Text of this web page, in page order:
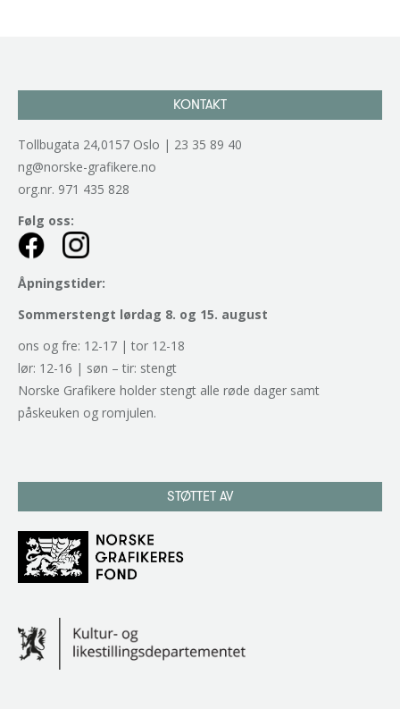
KONTAKT
Tollbugata 24,0157 Oslo | 23 35 89 40
ng@norske-grafikere.no
org.nr. 971 435 828
Følg oss:
Åpningstider:
Sommerstengt lørdag 8. og 15. august
ons og fre: 12-17 | tor 12-18
lør: 12-16 | søn – tir: stengt
Norske Grafikere holder stengt alle røde dager samt
påskeuken og romjulen.
STØTTET AV